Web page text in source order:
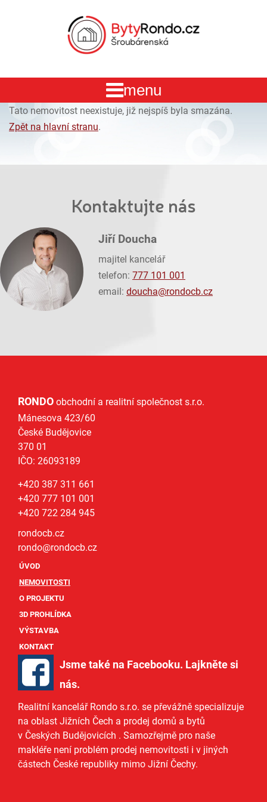
Tato nemovitost neexistuje, již nejspíš byla smazána.
Zpět na hlavní stranu.
Kontaktujte nás
Jiří Doucha
majitel kancelář
telefon: 777 101 001
email: doucha@rondocb.cz
RONDO obchodní a realitní společnost s.r.o.
Mánesova 423/60
České Budějovice
370 01
IČO: 26093189
+420 387 311 661
+420 777 101 001
+420 722 284 945
rondocb.cz
rondo@rondocb.cz
ÚVOD
NEMOVITOSTI
O PROJEKTU
3D PROHLÍDKA
VÝSTAVBA
KONTAKT
Jsme také na Facebooku. Lajkněte si
nás.
Realitní kancelář Rondo s.r.o. se převážně specializuje
na oblast Jižních Čech a prodej domů a bytů
v Českých Budějovicích . Samozřejmě pro naše
makléře není problém prodej nemovitosti i v jiných
částech České republiky mimo Jižní Čechy.